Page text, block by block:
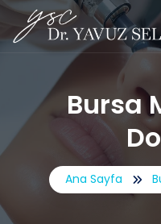
Bursa
Ana Sayfa